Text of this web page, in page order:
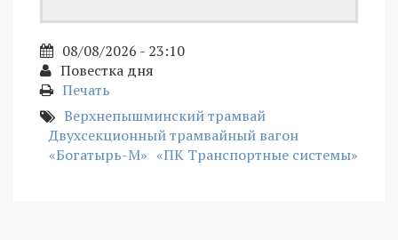
08/08/2026 - 23:10
Повестка дня
Печать
Верхнепышминский трамвай
Двухсекционный трамвайный вагон
«Богатырь-М» «ПК Транспортные системы»